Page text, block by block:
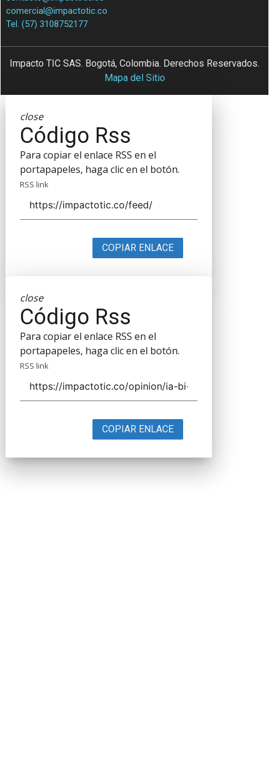
comercial@impactotic.co
Tel. (57) 3108752177
Impacto TIC SAS. Bogotá, Colombia. Derechos Reservados.
Mapa del Sitio
close
Código Rss
Para copiar el enlace RSS en el
portapapeles, haga clic en el botón.
RSS link
COPIAR ENLACE
close
Código Rss
Para copiar el enlace RSS en el
portapapeles, haga clic en el botón.
RSS link
COPIAR ENLACE